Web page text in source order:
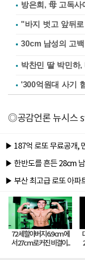
방은희, 母 고독
"바지 벗고 앞뒤
박찬민 딸 박민하,
'300억원대 사기
◎공감언론 뉴시스